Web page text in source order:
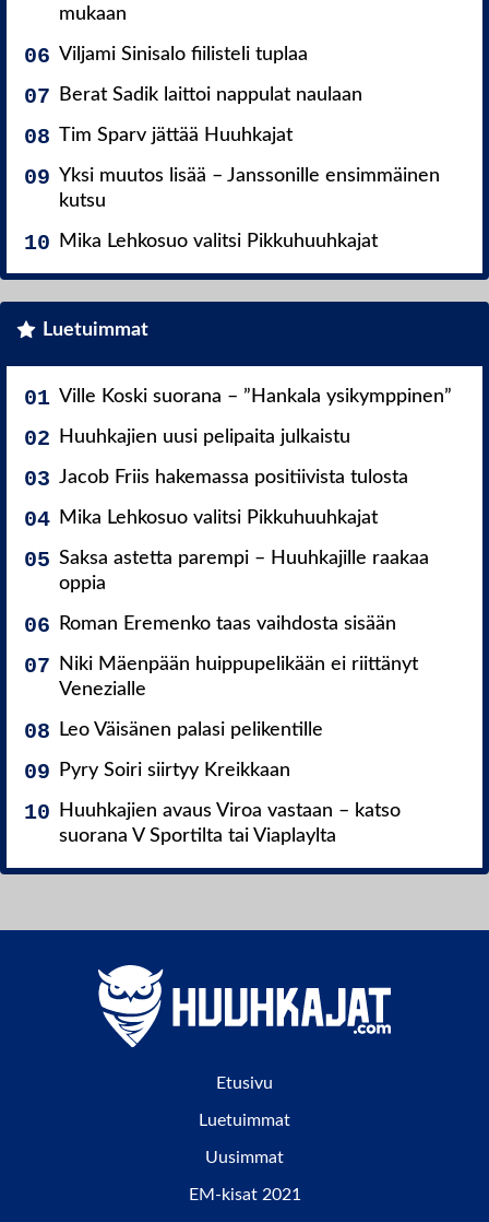
mukaan
Viljami Sinisalo fiilisteli tuplaa
Berat Sadik laittoi nappulat naulaan
Tim Sparv jättää Huuhkajat
Yksi muutos lisää – Janssonille ensimmäinen
kutsu
Mika Lehkosuo valitsi Pikkuhuuhkajat
Luetuimmat
Ville Koski suorana – ”Hankala ysikymppinen”
Huuhkajien uusi pelipaita julkaistu
Jacob Friis hakemassa positiivista tulosta
Mika Lehkosuo valitsi Pikkuhuuhkajat
Saksa astetta parempi – Huuhkajille raakaa
oppia
Roman Eremenko taas vaihdosta sisään
Niki Mäenpään huippupelikään ei riittänyt
Venezialle
Leo Väisänen palasi pelikentille
Pyry Soiri siirtyy Kreikkaan
Huuhkajien avaus Viroa vastaan – katso
suorana V Sportilta tai Viaplaylta
Etusivu
Luetuimmat
Uusimmat
EM-kisat 2021